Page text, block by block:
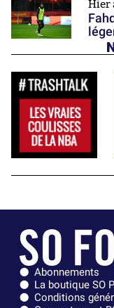
Hier
Abonnements
La boutique SO
Conditions